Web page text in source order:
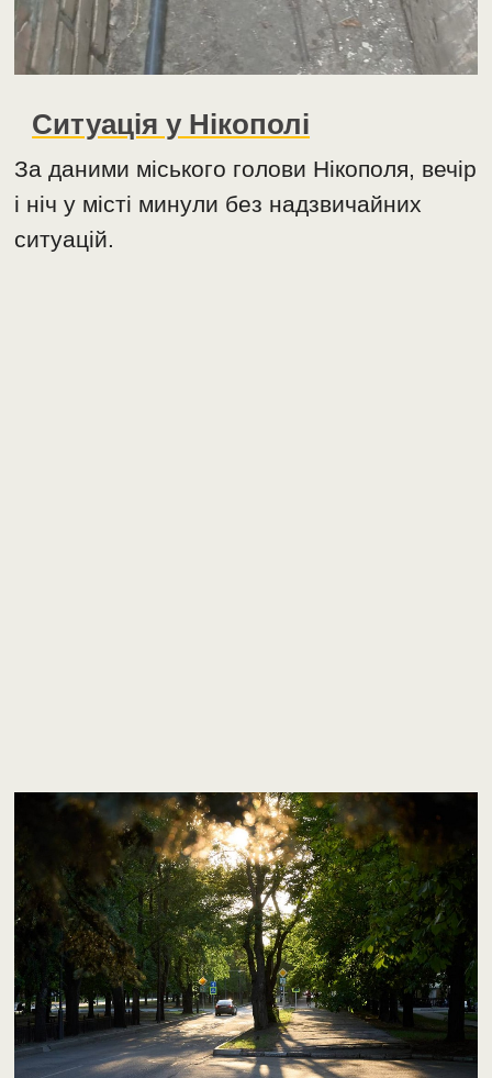
Ситуація у Нікополі
За даними міського голови Нікополя, вечір
і ніч у місті минули без надзвичайних
ситуацій.